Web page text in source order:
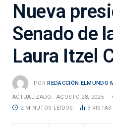
Nueva
Senado de
Laura Itzel
POR REDACCIÓN ELMUNDO
ACTUALIZADO: AGOSTO 28, 2025
2 MINUTOS LEÍDOS
3 VISTAS